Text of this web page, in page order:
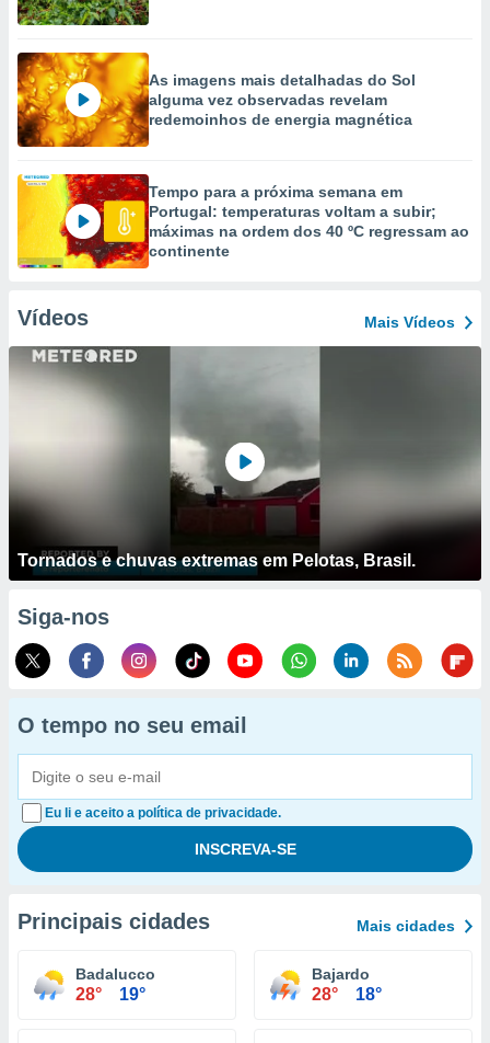
As imagens mais detalhadas do Sol
alguma vez observadas revelam
redemoinhos de energia magnética
Tempo para a próxima semana em
Portugal: temperaturas voltam a subir;
máximas na ordem dos 40 ºC regressam ao
continente
Vídeos Mais Vídeos
Tornados e chuvas extremas em Pelotas, Brasil.
Siga-nos
O tempo no seu email
Eu li e aceito a política de privacidade.
Principais cidades Mais cidades
Badalucco
28° 19°
Bajardo
28° 18°